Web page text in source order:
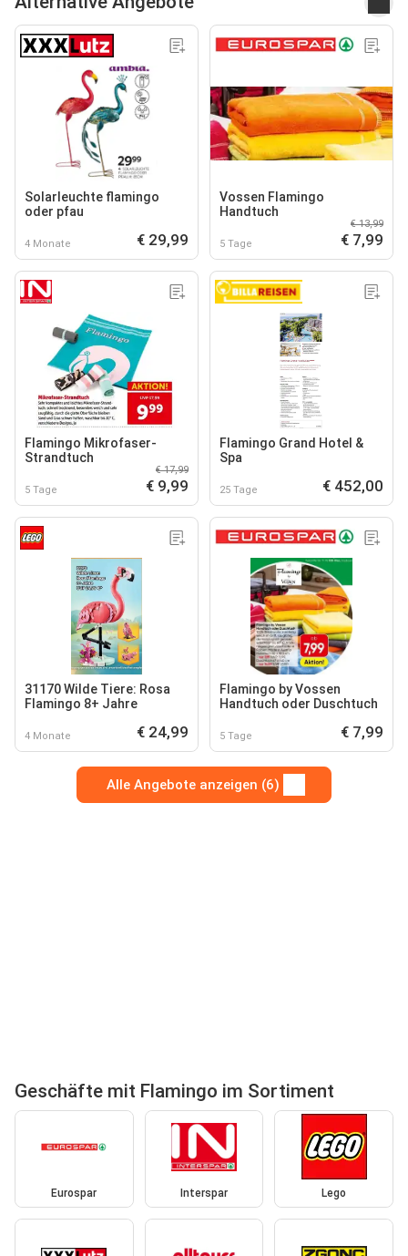
Solarleuchte flamingo
oder pfau
4 Monate € 29,99
Vossen Flamingo
Handtuch
5 Tage
€ 13,99
€ 7,99
Flamingo Mikrofaser-
Strandtuch
5 Tage
€ 17,99
€ 9,99
Flamingo Grand Hotel &
Spa
25 Tage € 452,00
31170 Wilde Tiere: Rosa
Flamingo 8+ Jahre
4 Monate € 24,99
Flamingo by Vossen
Handtuch oder Duschtuch
5 Tage € 7,99
Alle Angebote anzeigen (6)
Geschäfte mit Flamingo im Sortiment
Eurospar Interspar Lego